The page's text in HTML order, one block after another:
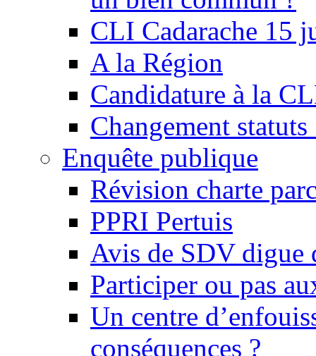
CLI Cadarache 15
A la Région
Candidature à la
Changement
Enquête publique
Révision charte
PPRI Pertuis
Avis de SDV digue
Participer ou pas
Un centre
conséquences ?